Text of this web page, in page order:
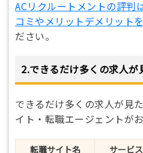
ACリクルートメントの評判
コミやメリットデメリット
ださい。
2.できるだけ多くの求人が
できるだけ多くの求人が見
イト・転職エージェントがお
転職サイト名 サービ